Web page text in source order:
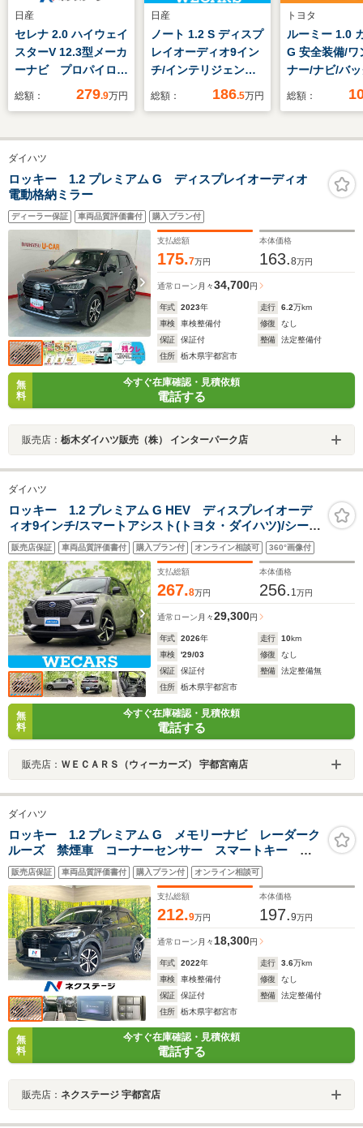
日産
セレナ 2.0 ハイウェイ
スターV 12.3型メーカ
ーナビ プロパイロッ
ト 全周囲カメラ ハ
衝突軽減装置 フルセ
グ ETC LEDヘッド
ライト リアオートエ
アコン インテリジェ
ントキー
総額： 279.9万円
日産
ノート 1.2 S ディスプ
レイオーディオ9イン
チ/インテリジェント
ルームミラー/エマー
ター/車線逸脱防止支
ンプ LED
総額： 186.5万円
トヨタ
ルーミー 1.0
G 安全装備/ワ
ナー/ナビ/バ
ター/ETC/ク
ドア/LED
総額：
ダイハツ
ロッキー 1.2 プレミアム G ディスプレイオーディオ
電動格納ミラー
ディーラー保証 車両品質評価書付 購入プラン付
支払総額
175.7万円
本体価格
163.8万円
通常ローン 月々34,700円
年式 2023年 走行 6.2万km
車検
車検整備付 修復
なし
保証
保証付 整備
法定整備付
住所
栃木県宇都宮市
無
料
今すぐ在庫確認・見積依頼
電話する
販売店： 栃木ダイハツ販売（株） インターパーク店
ダイハツ
ロッキー 1.2 プレミアム G HEV ディスプレイオーデ
ィオ9インチ/スマートアシスト(トヨタ・ダイハツ)/シート
ヒーター 前席/パノラマモニター/車線逸脱防止支援システ
ム/登録済未使用車/ヘッドランプ LED
販売店保証 車両品質評価書付 購入プラン付 オンライン相談可 360°画像付
支払総額
267.8万円
本体価格
256. 1 万円
通常ローン 月々29,300円
年式 2026年 走行 10km
車検
'29/03 修復
なし
保証
保証付 整備
法定整備無
住所
栃木県宇都宮市
無
料
今すぐ在庫確認・見積依頼
電話する
販売店： ＷＥＣＡＲＳ（ウィーカーズ） 宇都宮南店
ダイハツ
ロッキー 1.2 プレミアム G メモリーナビ レーダーク
ルーズ 禁煙車 コーナーセンサー スマートキー
LEDヘッド ビルトインETC 純正17インチアルミ オ
ートハイビーム 車線逸脱警報 オートライト オート
エアコン
販売店保証 車両品質評価書付 購入プラン付 オンライン相談可
支払総額
212.9万円
本体価格
197.9万円
通常ローン 月々 18,300円
年式 2022年 走行 3.6万km
車検
車検整備付 修復
なし
保証
保証付 整備
法定整備付
住所
栃木県宇都宮市
無
料
今すぐ在庫確認・見積依頼
電話する
販売店： ネクステージ 宇都宮店